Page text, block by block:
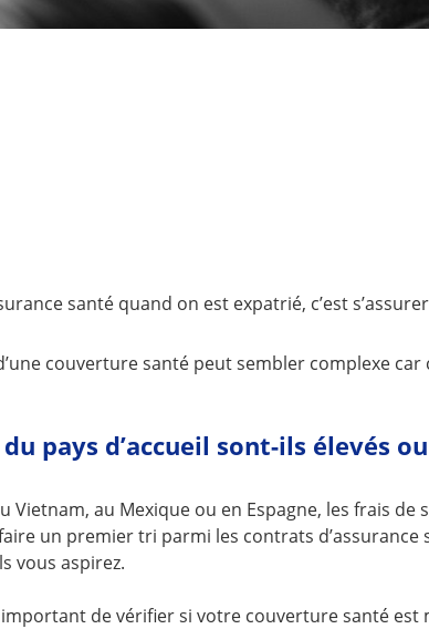
santé quand on est expatrié, c’est
couverture santé peut sembler complexe
pays d’accueil sont-ils élevés
Vietnam, au Mexique ou en Espagne, les frais
un premier tri parmi les contrats
vous aspirez.
de vérifier si votre couverture santé